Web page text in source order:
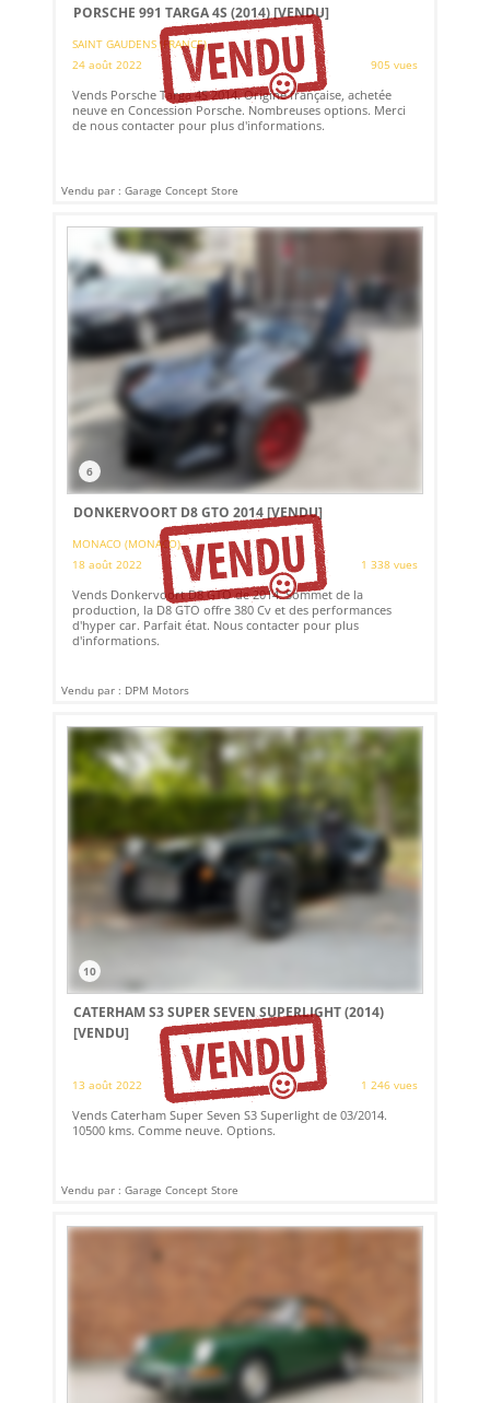
PORSCHE 991 TARGA 4S (2014)[VENDU]
SAINT GAUDENS (FRANCE)
24 août 2022
905 vues
Vends Porsche Targa 4S 2014. Origine française, achetée
neuve en Concession Porsche. Nombreuses options. Merci
de nous contacter pour plus d'informations.
Vendu par : Garage Concept Store
6
DONKERVOORT D8 GTO 2014[VENDU]
MONACO (MONACO)
18 août 2022
1 338 vues
Vends Donkervoort D8 GTO de 2014. Sommet de la
production, la D8 GTO offre 380 Cv et des performances
d'hyper car. Parfait état. Nous contacter pour plus
d'informations.
Vendu par : DPM Motors
10
CATERHAM S3 SUPER SEVEN SUPERLIGHT (2014)
[VENDU]
13 août 2022 1 246 vues
Vends Caterham Super Seven S3 Superlight de 03/2014.
10500 kms. Comme neuve. Options.
Vendu par : Garage Concept Store